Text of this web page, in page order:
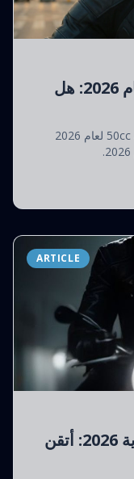
اختبار الدراجة النارية 50cc لعام 2026: هل
شارك في اختبارنا الحصري للدراجة النارية 50cc لعام 2026
ARTICLE
رخصة السياقة للدراجات النارية 2026: أتقن